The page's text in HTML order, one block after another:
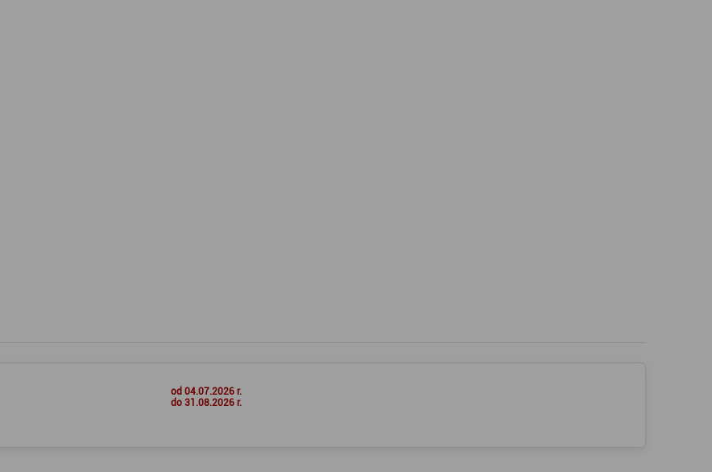
od 04.07.2026 r.
do 31.08.2026 r.